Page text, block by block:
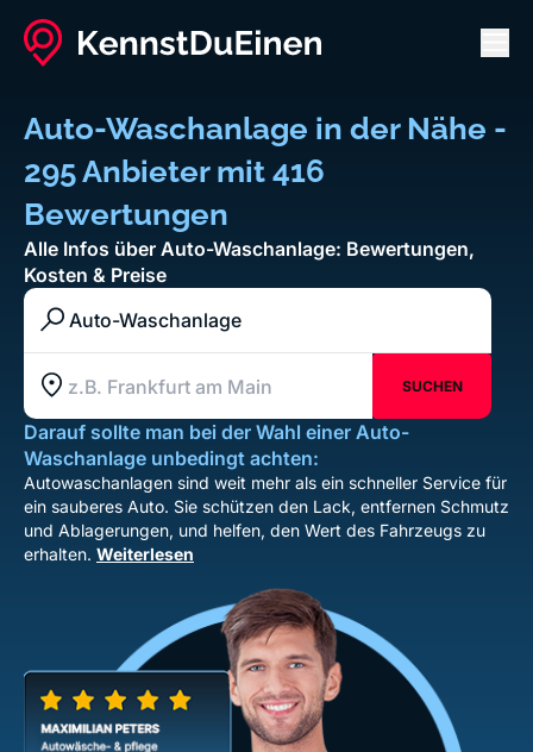
Auto-Waschanlage in der Nähe -
295 Anbieter mit 416
Bewertungen
Alle Infos über Auto-Waschanlage: Bewertungen,
Kosten & Preise
Branche / Kategorie / Unternehmen
Standort z.B. Frankfurt am Main
SUCHEN
Darauf sollte man bei der Wahl einer Auto-
Waschanlage unbedingt achten:
Autowaschanlagen sind weit mehr als ein schneller Service für
ein sauberes Auto. Sie schützen den Lack, entfernen Schmutz
und Ablagerungen, und helfen, den Wert des Fahrzeugs zu
erhalten. Weiterlesen